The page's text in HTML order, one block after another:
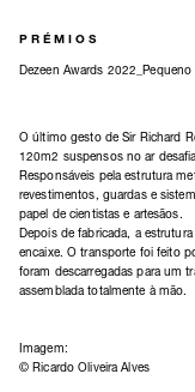
PRÉMIOS
Dezeen Awards
O último gesto de Sir Richard
120m2 suspensos no ar
Responsáveis pela estrutura
revestimentos, guardas e
papel de cientistas e artesãos.
Depois de fabricada, a
encaixe. O transporte foi feito
foram descarregadas para um
assemblada totalmente à mão.
Imagem:
© Ricardo Oliveira Alves